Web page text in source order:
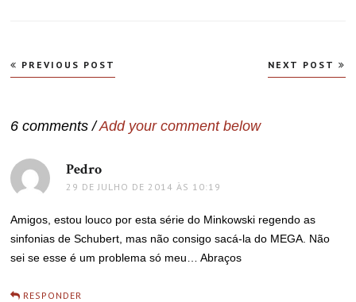
Navegação
de
PREVIOUS POST NEXT POST
6 comments /Add your comment below
Pedro
29 DE JULHO DE 2014 ÀS 10:19
Amigos, estou louco por esta série do Minkowski regendo as
sinfonias de Schubert, mas não consigo sacá-la do MEGA. Não
sei se esse é um problema só meu… Abraços
RESPONDER